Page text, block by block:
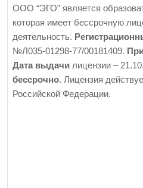
ООО “ЭГО” является
которая имеет бессрочную
деятельность.
№Л035-01298-77/00181409.
Дата выдачи лицензии –
бессрочно. Лицензия
Российской Федерации.